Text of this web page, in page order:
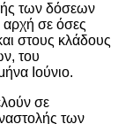
των δόσεων
σε όσες
στους κλάδους
του
Ιούνιο.
σε
των